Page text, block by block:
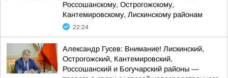
Россошанскому, Острогожскому,
Кантемировскому, Лискинскому районам
22:24
Александр Гусев: Внимание! Лискинский,
Острогожский, Кантемировский,
Россошанский и Богучарский районы —